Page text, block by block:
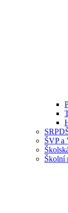
ŠVP a
Školní